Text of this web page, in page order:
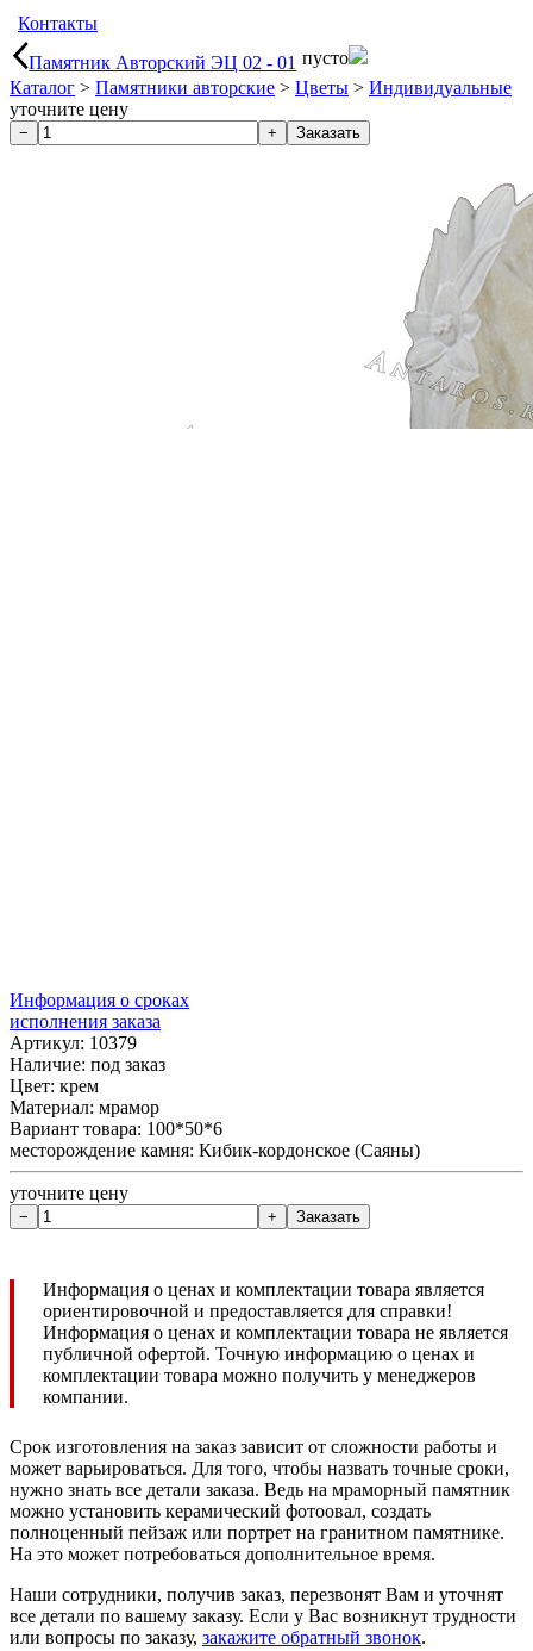
Контакты
Памятник Авторский ЭЦ 02 - 01 пусто
Каталог > Памятники авторские > Цветы > Индивидуальные
уточните цену
Информация о сроках
исполнения заказа
Артикул: 10379
Наличие: под заказ
Цвет: крем
Материал: мрамор
Вариант товара: 100*50*6
месторождение камня: Кибик-кордонское (Саяны)
уточните цену
Информация о ценах и комплектации товара является
ориентировочной и предоставляется для справки!
Информация о ценах и комплектации товара не является
публичной офертой. Точную информацию о ценах и
комплектации товара можно получить у менеджеров
компании.
Срок изготовления на заказ зависит от сложности работы и
может варьироваться. Для того, чтобы назвать точные сроки,
нужно знать все детали заказа. Ведь на мраморный памятник
можно установить керамический фотоовал, создать
полноценный пейзаж или портрет на гранитном памятнике.
На это может потребоваться дополнительное время.
Наши сотрудники, получив заказ, перезвонят Вам и уточнят
все детали по вашему заказу. Если у Вас возникнут трудности
или вопросы по заказу, закажите обратный звонок.